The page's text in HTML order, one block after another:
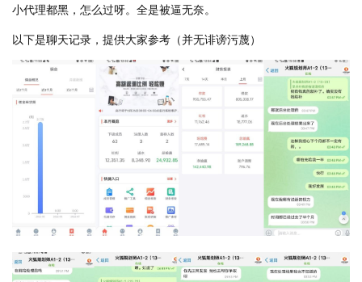
小代理都黑，怎么过呀。全是被逼无奈。
以下是聊天记录，提供大家参考（并无诽谤污蔑）